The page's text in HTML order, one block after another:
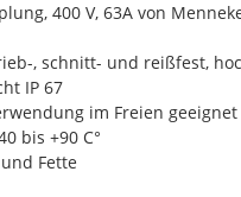
400 V, 63A von
, schnitt- und reißfest,
IP 67
im Freien geeignet
bis +90 C°
Fette